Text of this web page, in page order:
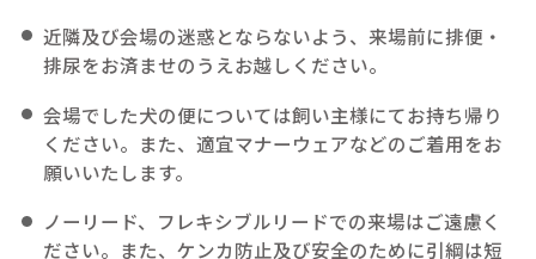
近隣及び会場の迷惑とならないよう、来場前に排便・
排尿をお済ませのうえお越しください。
会場でした犬の便については飼い主様にてお持ち帰り
ください。また、適宜マナーウェアなどのご着用をお
願いいたします。
ノーリード、フレキシブルリードでの来場はご遠慮く
ださい。また、ケンカ防止及び安全のために引綱は短